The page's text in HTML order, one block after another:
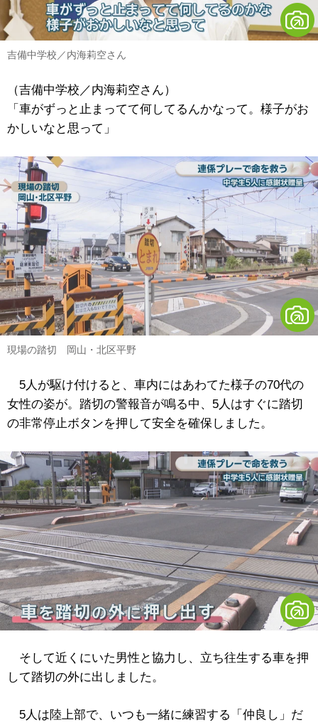
吉備中学校／内海莉空さん
（吉備中学校／内海莉空さん）
「車がずっと止まってて何してるんかなって。様子がお
かしいなと思って」
現場の踏切 岡山・北区平野
5人が駆け付けると、車内にはあわてた様子の70代の
女性の姿が。踏切の警報音が鳴る中、5人はすぐに踏切
の非常停止ボタンを押して安全を確保しました。
そして近くにいた男性と協力し、立ち往生する車を押
して踏切の外に出しました。
5人は陸上部で、いつも一緒に練習する「仲良し」だ